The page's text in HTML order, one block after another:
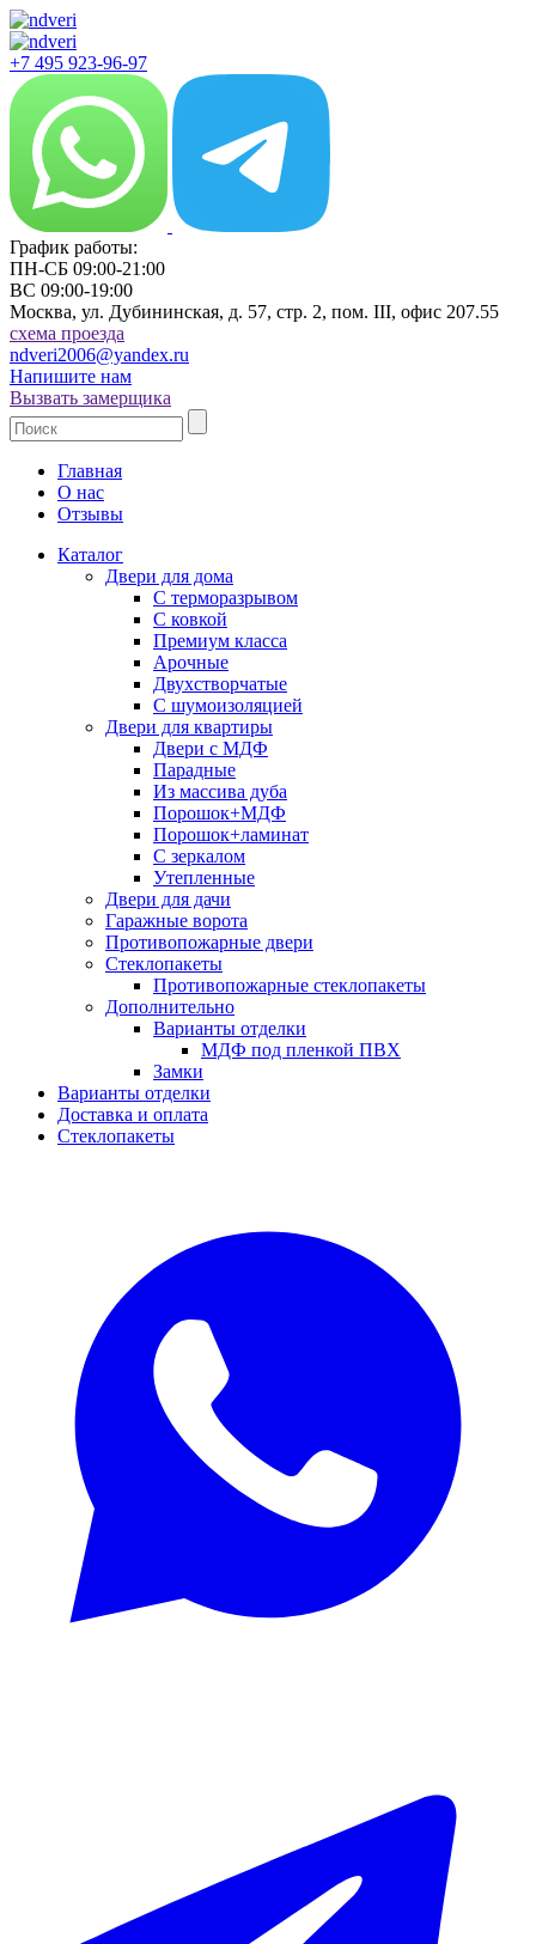
+7 495 923-96-97
График работы:
ПН-СБ 09:00-21:00
ВС 09:00-19:00
Москва, ул. Дубининская, д. 57, стр. 2, пом. III, офис 207.55
cхема проезда
ndveri2006@yandex.ru
Напишите нам
Вызвать замерщика
Главная
О нас
Отзывы
Каталог
Двери для дома
С терморазрывом
С ковкой
Премиум класса
Арочные
Двухстворчатые
С шумоизоляцией
Двери для квартиры
Двери с МДФ
Парадные
Из массива дуба
Порошок+МДФ
Порошок+ламинат
С зеркалом
Утепленные
Двери для дачи
Гаражные ворота
Противопожарные двери
Стеклопакеты
Противопожарные стеклопакеты
Дополнительно
Варианты отделки
МДФ под пленкой ПВХ
Замки
Варианты отделки
Доставка и оплата
Стеклопакеты